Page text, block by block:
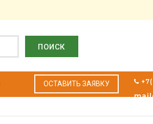
ПОИСК
ОСТАВИТЬ ЗАЯВКУ